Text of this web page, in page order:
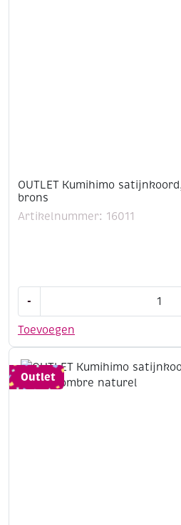
OUTLET Kumihimo
brons
Artikelnummer: 16011
Toevoegen
-
satijnkoord,
5.48
meter,
brons
Outlet